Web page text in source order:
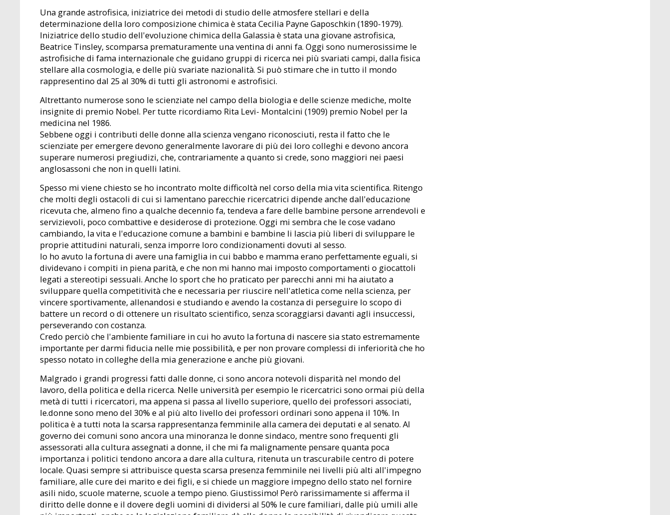
Una grande astrofisica, iniziatrice dei metodi di studio delle atmosfere stellari e della
determinazione della loro composizione chimica è stata Cecilia Payne Gaposchkin (1890-1979).
Iniziatrice dello studio dell'evoluzione chimica della Galassia è stata una giovane astrofisica,
Beatrice Tinsley, scomparsa prematuramente una ventina di anni fa. Oggi sono numerosissime le
astrofisiche di fama internazionale che guidano gruppi di ricerca nei più svariati campi, dalla fisica
stellare alla cosmologia, e delle più svariate nazionalità. Si può stimare che in tutto il mondo
rappresentino dal 25 al 30% di tutti gli astronomi e astrofisici.
Altrettanto numerose sono le scienziate nel campo della biologia e delle scienze mediche, molte
insignite di premio Nobel. Per tutte ricordiamo Rita Levi- Montalcini (1909) premio Nobel per la
medicina nel 1986.
Sebbene oggi i contributi delle donne alla scienza vengano riconosciuti, resta il fatto che le
scienziate per emergere devono generalmente lavorare di più dei loro colleghi e devono ancora
superare numerosi pregiudizi, che, contrariamente a quanto si crede, sono maggiori nei paesi
anglosassoni che non in quelli latini.
Spesso mi viene chiesto se ho incontrato molte difficoltà nel corso della mia vita scientifica. Ritengo
che molti degli ostacoli di cui si lamentano parecchie ricercatrici dipende anche dall'educazione
ricevuta che, almeno fino a qualche decennio fa, tendeva a fare delle bambine persone arrendevoli e
servizievoli, poco combattive e desiderose di protezione. Oggi mi sembra che le cose vadano
cambiando, la vita e l'educazione comune a bambini e bambine li lascia più liberi di sviluppare le
proprie attitudini naturali, senza imporre loro condizionamenti dovuti al sesso.
lo ho avuto la fortuna di avere una famiglia in cui babbo e mamma erano perfettamente eguali, si
dividevano i compiti in piena parità, e che non mi hanno mai imposto comportamenti o giocattoli
legati a stereotipi sessuali. Anche lo sport che ho praticato per parecchi anni mi ha aiutato a
sviluppare quella competitività che e necessaria per riuscire nell'atletica come nella scienza, per
vincere sportivamente, allenandosi e studiando e avendo la costanza di perseguire lo scopo di
battere un record o di ottenere un risultato scientifico, senza scoraggiarsi davanti agli insuccessi,
perseverando con costanza.
Credo perciò che l'ambiente familiare in cui ho avuto la fortuna di nascere sia stato estremamente
importante per darmi fiducia nelle mie possibilità, e per non provare complessi di inferiorità che ho
spesso notato in colleghe della mia generazione e anche più giovani.
Malgrado i grandi progressi fatti dalle donne, ci sono ancora notevoli disparità nel mondo del
lavoro, della politica e della ricerca. Nelle università per esempio le ricercatrici sono ormai più della
metà di tutti i ricercatori, ma appena si passa al livello superiore, quello dei professori associati,
le.donne sono meno del 30% e al più alto livello dei professori ordinari sono appena il 10%. In
politica è a tutti nota la scarsa rappresentanza femminile alla camera dei deputati e al senato. Al
governo dei comuni sono ancora una minoranza le donne sindaco, mentre sono frequenti gli
assessorati alla cultura assegnati a donne, il che mi fa malignamente pensare quanta poca
importanza i politici tendono ancora a dare alla cultura, ritenuta un trascurabile centro di potere
locale. Quasi sempre si attribuisce questa scarsa presenza femminile nei livelli più alti all'impegno
familiare, alle cure dei marito e dei figli, e si chiede un maggiore impegno dello stato nel fornire
asili nido, scuole materne, scuole a tempo pieno. Giustissimo! Però rarissimamente si afferma il
diritto delle donne e il dovere degli uomini di dividersi al 50% le cure familiari, dalle più umili alle